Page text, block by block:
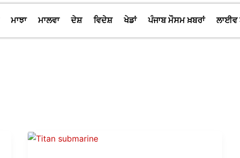
ਮਾਝਾ ਮਾਲਵਾ ਦੇਸ਼ ਵਿਦੇਸ਼ ਖੇਡਾਂ ਪੰਜਾਬ ਮੌਸਮ ਖ਼ਬਰਾਂ ਲਾਈਵ